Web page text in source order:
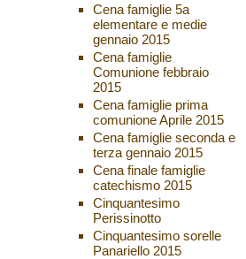
Cena famiglie 5a
elementare e medie
gennaio 2015
Cena famiglie
Comunione febbraio
2015
Cena famiglie prima
comunione Aprile 2015
Cena famiglie seconda e
terza gennaio 2015
Cena finale famiglie
catechismo 2015
Cinquantesimo
Perissinotto
Cinquantesimo sorelle
Panariello 2015